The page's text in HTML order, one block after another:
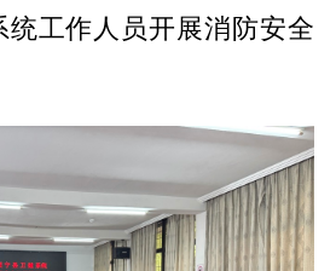
统工作人员开展消防安全